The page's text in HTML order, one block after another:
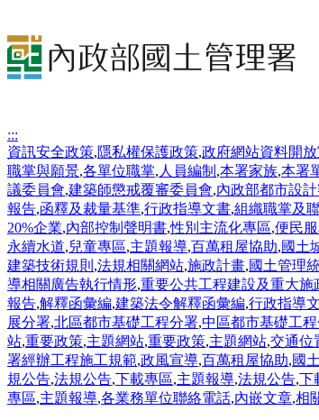
:::
資訊安全政策,隱私權保護政策,政府網站資料開
職掌與願景,各單位職掌, 人員編制 ,本署家族,本署
議委員會,建築師懲戒覆審委員會,內政部都市設
報告,函釋及裁量基準,行政指導文書,組織職掌及
20%企業,內部控制聲明書,性別主流化專區,便民
永續水道,兒童專區,主題報導,百萬租屋協助,國土
建築技術規則 ,法規相關網站,施政計畫,國土管理
導相關廣告執行情形,重要公共工程建設及重大
報告,解釋函彙編,建築法令解釋函彙編,行政指導
展分署,北區都市基礎工程分署,中區都市基礎工
站,重要政策,主題網站,重要政策,主題網站,交通位
署經辦工程施工規範,政風宣導,百萬租屋協助,國
規公告,法規公告,下載專區,主題報導,法規公告,下
專區,主題報導,各業務單位聯絡電話,內嵌文章,相